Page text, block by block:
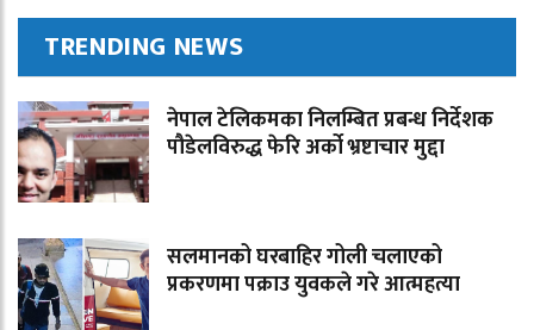
TRENDING NEWS
नेपाल टेलिकमका निलम्बित प्रबन्ध निर्देशक
पौडेलविरुद्ध फेरि अर्को भ्रष्टाचार मुद्दा
सलमानको घरबाहिर गोली चलाएको
प्रकरणमा पक्राउ युवकले गरे आत्महत्या